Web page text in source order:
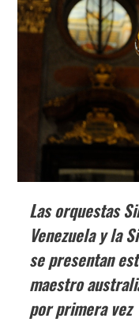
Las orquestas
Venezuela y la
se presentan
maestro
por primera vez